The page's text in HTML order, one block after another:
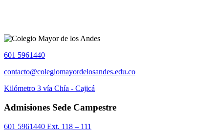
601 5961440
contacto@colegiomayordelosandes.edu.co
Kilómetro 3 vía Chía - Cajicá
Admisiones Sede Campestre
601 5961440 Ext. 118 – 111